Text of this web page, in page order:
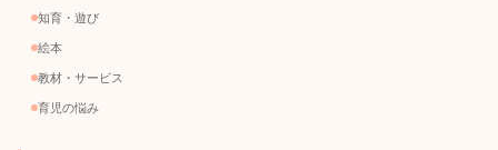
知育・遊び
絵本
教材・サービス
育児の悩み